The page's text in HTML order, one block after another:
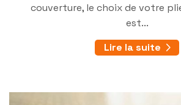
couverture, le choix de votre
est...
Lire la suite